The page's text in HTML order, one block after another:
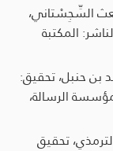
السِّجِسْتاني،
المكتبة
بن حنبل، تحقيق:
الرسالة،
تحقيق